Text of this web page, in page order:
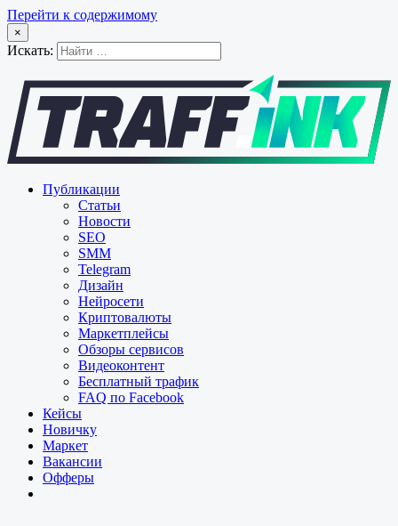
Перейти к содержимому
×
Искать:
Публикации
Статьи
Новости
SEO
SMM
Telegram
Дизайн
Нейросети
Криптовалюты
Маркетплейсы
Обзоры сервисов
Видеоконтент
Бесплатный трафик
FAQ по Facebook
Кейсы
Новичку
Маркет
Вакансии
Офферы